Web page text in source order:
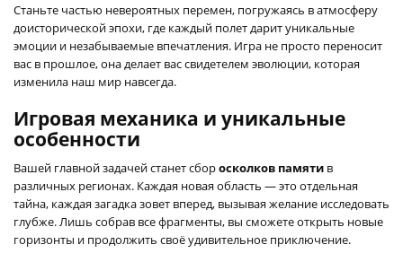
Станьте частью невероятных перемен, погружаясь в атмосферу
доисторической эпохи, где каждый полет дарит уникальные
эмоции и незабываемые впечатления. Игра не просто переносит
вас в прошлое, она делает вас свидетелем эволюции, которая
изменила наш мир навсегда.
Игровая механика и уникальные
особенности
Вашей главной задачей станет сборосколков памяти в
различных регионах. Каждая новая область — это отдельная
тайна, каждая загадка зовет вперед, вызывая желание исследовать
глубже. Лишь собрав все фрагменты, вы сможете открыть новые
горизонты и продолжить своё удивительное приключение.